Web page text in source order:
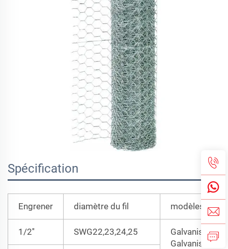
Spécification
Engrener diamètre du fil modèles
1/2'' SWG22,23,24,25
Galvanisé à
Galvanisé à